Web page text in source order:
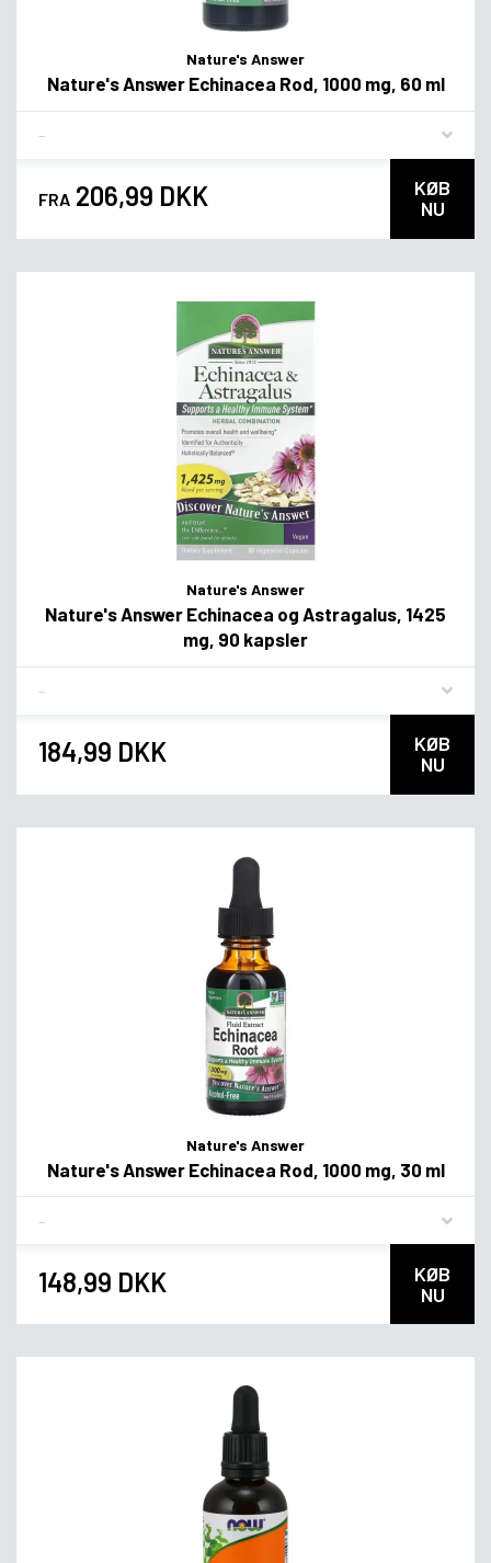
Nature's Answer
Nature's Answer Echinacea Rod, 1000 mg, 60 ml
FRA 206,99 DKK
KØB
NU
Nature's Answer
Nature's Answer Echinacea og Astragalus, 1425
mg, 90 kapsler
184,99 DKK
KØB
NU
Nature's Answer
Nature's Answer Echinacea Rod, 1000 mg, 30 ml
148,99 DKK
KØB
NU